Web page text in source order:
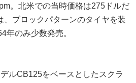
。北米での当時価格は275ドルだ
、ブロックパターンのタイヤを装
年のみ少数発売。
ルCB125をベースとしたスクラ